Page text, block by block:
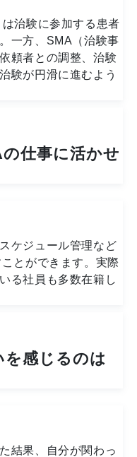
治験に参加する患者
一方、SMA（治験事
頼者との調整、治験
験が円滑に進むよう
仕事に活かせ
ケジュール管理など
とができます。実際
る社員も多数在籍し
感じるのは
結果、自分が関わっ